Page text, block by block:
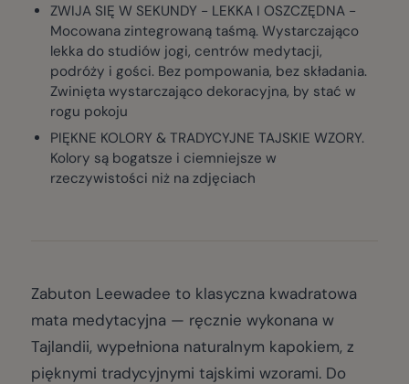
ZWIJA SIĘ W SEKUNDY - LEKKA I OSZCZĘDNA -
Mocowana zintegrowaną taśmą. Wystarczająco
lekka do studiów jogi, centrów medytacji,
podróży i gości. Bez pompowania, bez składania.
Zwinięta wystarczająco dekoracyjna, by stać w
rogu pokoju
PIĘKNE KOLORY & TRADYCYJNE TAJSKIE WZORY.
Kolory są bogatsze i ciemniejsze w
rzeczywistości niż na zdjęciach
Zabuton Leewadee to klasyczna kwadratowa
mata medytacyjna — ręcznie wykonana w
Tajlandii, wypełniona naturalnym kapokiem, z
pięknymi tradycyjnymi tajskimi wzorami. Do